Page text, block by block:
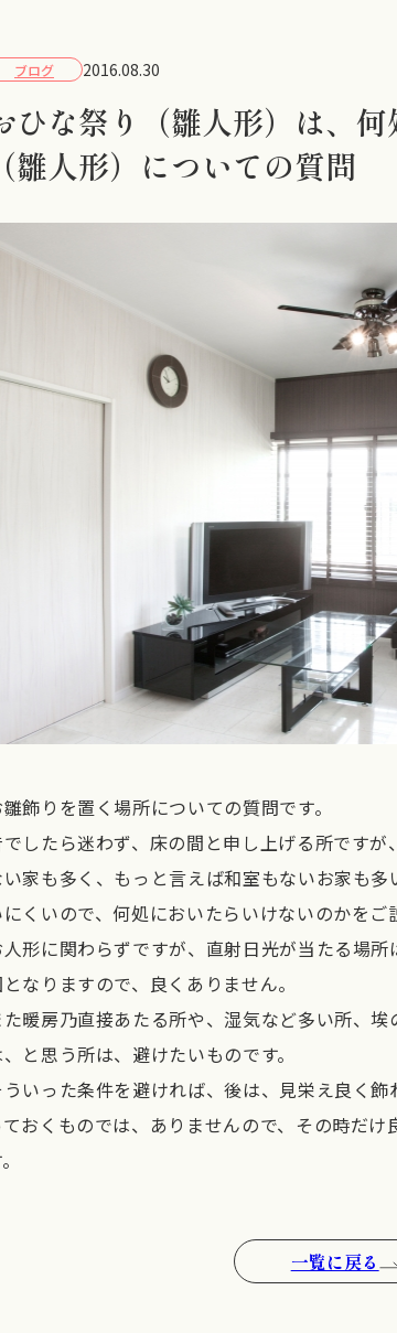
ブログ 2016.08.30
ひな祭り（雛人形）は、
（雛人形）についての質問
飾りを置く場所についての質問です。
でしたら迷わず、床の間と申し上げる所です
い家も多く、もっと言えば和室もないお家も
にくいので、何処においたらいけないのかをご
人形に関わらずですが、直射日光が当たる場
なりますので、良くありません。
た暖房乃直接あたる所や、湿気など多い所、
と思う所は、避けたいものです。
ういった条件を避ければ、後は、見栄え良く
ておくものでは、ありませんので、その時だ
一覧に戻る